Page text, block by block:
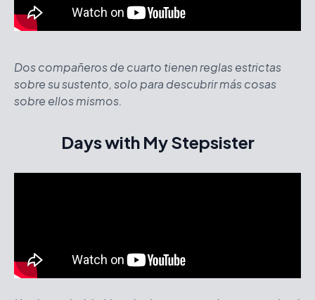
Dos compañeros de cuarto tienen reglas estrictas
sobre su sustento, solo para descubrir más cosas
sobre ellos mismos.
Days with My Stepsister